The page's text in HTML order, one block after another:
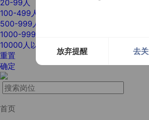
放弃提醒 去
20-99人
100-499人
500-999人
1000-9999人
10000人以上
重置
确定
首页